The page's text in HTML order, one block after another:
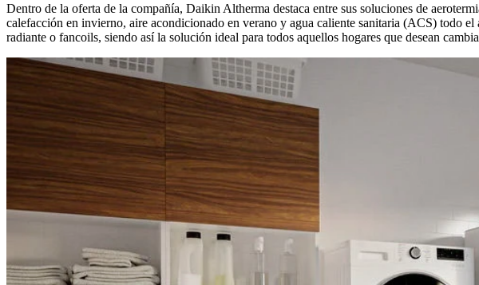
Dentro de la oferta de la compañía, Daikin Altherma destaca entre sus soluciones de
calefacción en invierno, aire acondicionado en verano y agua caliente sanitaria (ACS) todo
radiante o fancoils, siendo así la solución ideal para todos aquellos hogares que desean